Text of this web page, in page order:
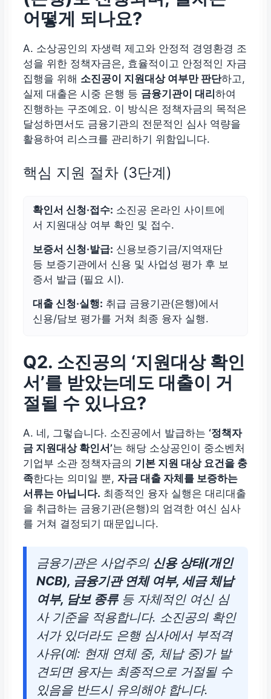
어떻게 되나요?
A. 소상공인의 자생력 제고와 안정적 경영환경 조
성을 위한 정책자금은, 효율적이고 안정적인 자금
집행을 위해 소진공이 지원대상 여부만 판단하고,
실제 대출은 시중 은행 등 금융기관이 대리하여
진행하는 구조예요. 이 방식은 정책자금의 목적은
달성하면서도 금융기관의 전문적인 심사 역량을
활용하여 리스크를 관리하기 위함입니다.
핵심 지원 절차 (3단계)
확인서 신청·접수: 소진공 온라인 사이트에
서 지원대상 여부 확인 및 접수.
보증서 신청·발급: 신용보증기금/지역재단
등 보증기관에서 신용 및 사업성 평가 후 보
증서 발급 (필요 시).
대출 신청·실행: 취급 금융기관(은행)에서
신용/담보 평가를 거쳐 최종 융자 실행.
Q2. 소진공의 ‘지원대상 확인
서’를 받았는데도 대출이 거
절될 수 있나요?
A. 네, 그렇습니다. 소진공에서 발급하는 ‘정책자
금 지원대상 확인서’는 해당 소상공인이 중소벤처
기업부 소관 정책자금의 기본 지원 대상 요건을 충
족한다는 의미일 뿐, 자금 대출 자체를 보증하는
서류는 아닙니다. 최종적인 융자 실행은 대리대출
을 취급하는 금융기관(은행)의 엄격한 여신 심사
를 거쳐 결정되기 때문입니다.
금융기관은 사업주의 신용 상태(개인
NCB), 금융기관 연체 여부, 세금 체납
여부, 담보 종류등 자체적인 여신 심
사 기준을 적용합니다. 소진공의 확인
서가 있더라도 은행 심사에서 부적격
사유(예: 현재 연체 중, 체납 중)가 발
견되면 융자는 최종적으로 거절될 수
있음을 반드시 유의해야 합니다.